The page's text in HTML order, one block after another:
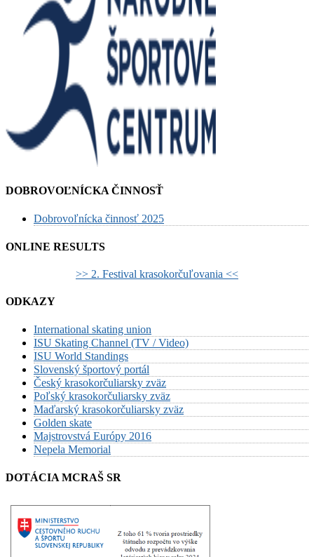
DOBROVOĽNÍCKA ČINNOSŤ
Dobrovoľnícka činnosť 2025
ONLINE RESULTS
>> 2. Festival krasokorčuľovania <<
ODKAZY
International skating union
ISU Skating Channel (TV / Video)
ISU World Standings
Slovenský športový portál
Český krasokorčuliarsky zväz
Poľský krasokorčuliarsky zväz
Maďarský krasokorčuliarsky zväz
Golden skate
Majstrovstvá Európy 2016
Nepela Memorial
DOTÁCIA MCRAŠ SR